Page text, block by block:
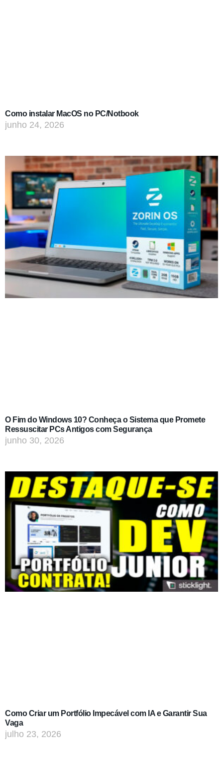
Como instalar MacOS no PC/Notbook
junho 24, 2026
O Fim do Windows 10? Conheça o Sistema que Promete
Ressuscitar PCs Antigos com Segurança
junho 30, 2026
Como Criar um Portfólio Impecável com IA e Garantir Sua
Vaga
julho 23, 2026